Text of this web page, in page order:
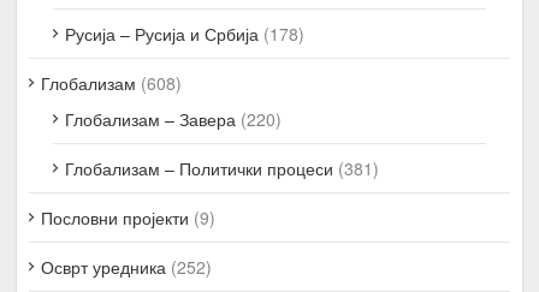
Русија – Русија и Србија (178)
Глобализам (608)
Глобализам – Завера (220)
Глобализам – Политички процеси (381)
Пословни пројекти (9)
Осврт уредника (252)